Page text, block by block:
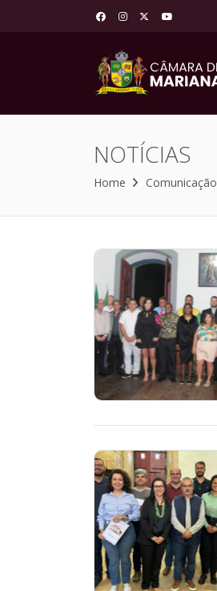
NOTÍCIAS
Home Comunicação